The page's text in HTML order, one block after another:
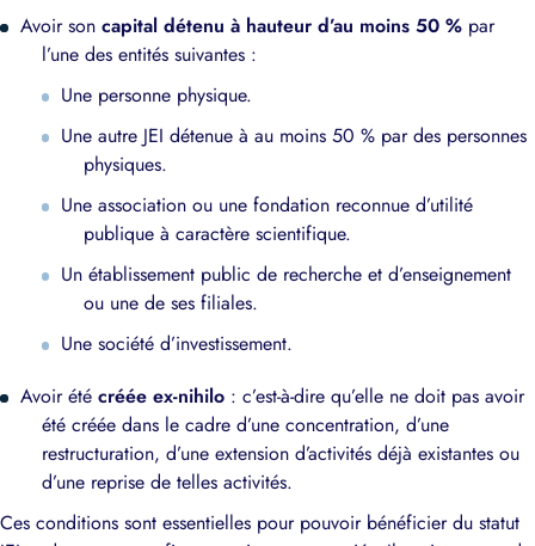
Avoir son capital détenu à hauteur d’au moins 50 % par
l’une des entités suivantes :
Une personne physique.
Une autre JEI détenue à au moins 50 % par des personnes
physiques.
Une association ou une fondation reconnue d’utilité
publique à caractère scientifique.
Un établissement public de recherche et d’enseignement
ou une de ses filiales.
Une société d’investissement.
Avoir été créée ex-nihilo : c’est-à-dire qu’elle ne doit pas avoir
été créée dans le cadre d’une concentration, d’une
restructuration, d’une extension d’activités déjà existantes ou
d’une reprise de telles activités.
Ces conditions sont essentielles pour pouvoir bénéficier du statut